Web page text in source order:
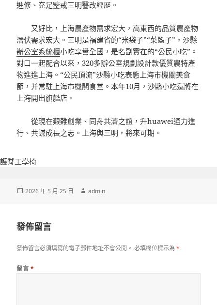
進修、充足鑒戒三明醫改經歷。
又好比，上海農產物需求宏大，高東西的品質農產物
潛伏需求宏大。三明是福建省的“米袋子”“菜籃子”，沙縣
辦公室系統櫃小吃享譽全國，是名副實在的“公民小吃”。
對口一起配合以來，320多辦公室規劃設計款優質農特產
物進進上海。“公民頂流”沙縣小吃表態上海市機關美食
節，并常駐上海市機關食堂。本年10月，沙縣小吃還將在
上海開出旗艦店。
從現在艱難創業、同舟共濟之誼，升huawei通力進
行、共謀成長之志。上海與三明，將來可期。
護脊工學椅
發
2026 年 5 月 25 日
作
admin
發佈留言
發佈留言必須填寫的電子郵件地址不會公開。 必填欄位標示為*
留言 *